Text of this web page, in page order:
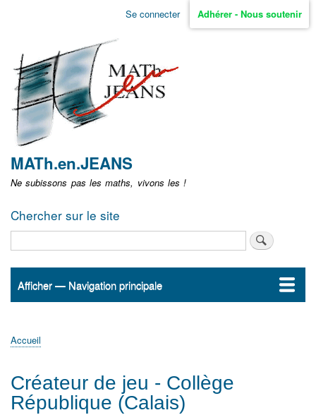
Aller
non
identifié
Se connecter Adhérer - Nous soutenir
MATh.en.JEANS
Ne subissons pas les maths, vivons les !
Chercher sur le site
Navigation
Afficher — Navigation principale
Accueil
ActualitésMATh.en.JEANS ?
Régions et Ateliers
Créer, gérer un atelier
Sujets/Publications
Congrès
d'Ariane
Accueil
Créateur de jeu - Collège
République (Calais)